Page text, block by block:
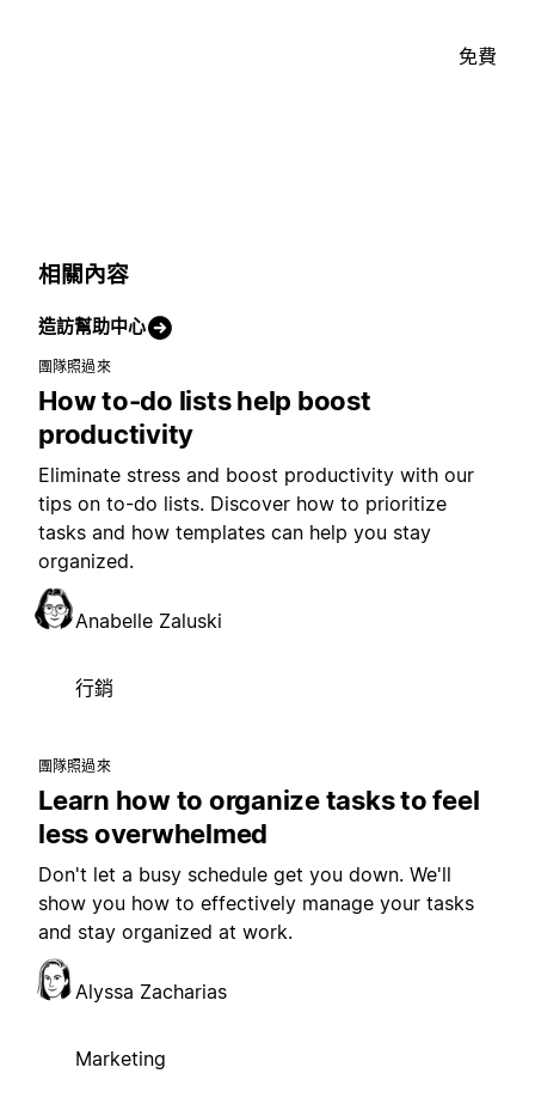
免費
相關內容
造訪幫助中心
團隊照過來
How to-do lists help boost
productivity
Eliminate stress and boost productivity with our
tips on to-do lists. Discover how to prioritize
tasks and how templates can help you stay
organized.
Anabelle Zaluski
行銷
團隊照過來
Learn how to organize tasks to feel
less overwhelmed
Don't let a busy schedule get you down. We'll
show you how to effectively manage your tasks
and stay organized at work.
Alyssa Zacharias
Marketing